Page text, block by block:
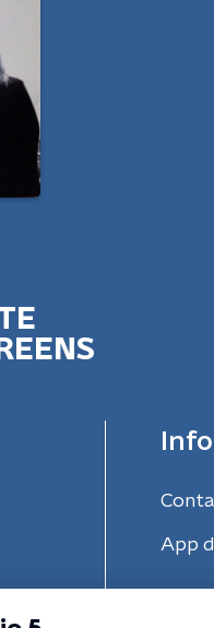
Info
App